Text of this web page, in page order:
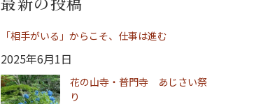
「相手がいる」からこそ、仕事は進む
2025年6月1日
花の山寺・普門寺 あじさい祭
り